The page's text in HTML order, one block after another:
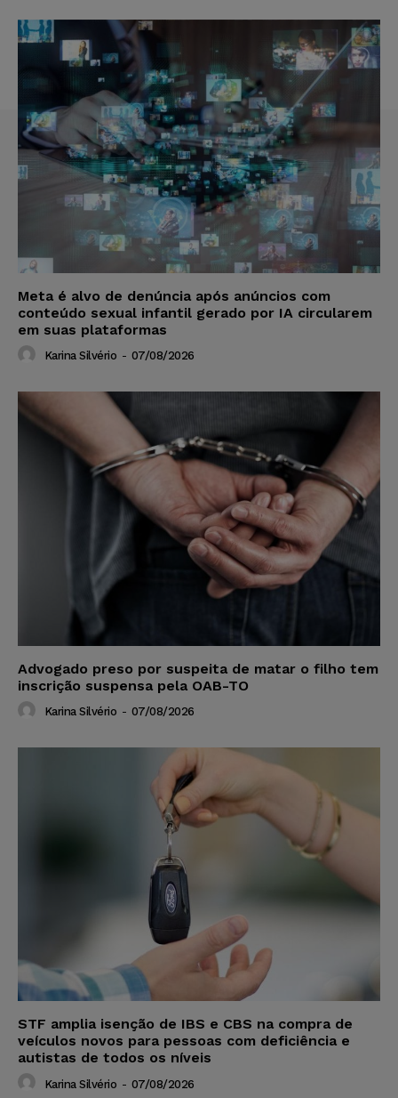
Meta é alvo de denúncia após anúncios com
conteúdo sexual infantil gerado por IA circularem
em suas plataformas
Karina Silvério - 07/08/2026
Advogado preso por suspeita de matar o filho tem
inscrição suspensa pela OAB-TO
Karina Silvério - 07/08/2026
STF amplia isenção de IBS e CBS na compra de
veículos novos para pessoas com deficiência e
autistas de todos os níveis
Karina Silvério - 07/08/2026